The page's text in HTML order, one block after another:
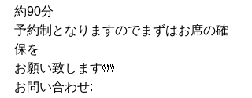
約90分
予約制となりますのでまずはお席の確
保を
お願い致します🤲
お問い合わせ: